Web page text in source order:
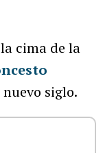
cima de la
nuevo siglo.